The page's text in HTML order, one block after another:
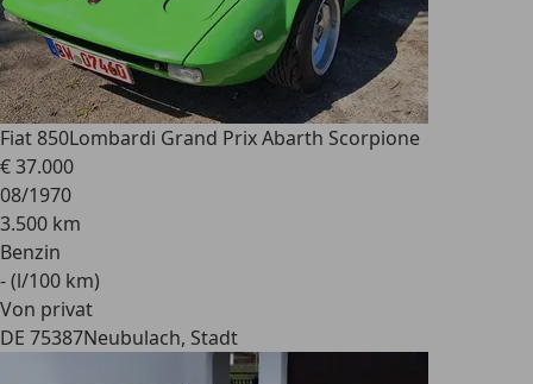
Fiat 850Lombardi Grand Prix Abarth Scorpione
€ 37.000
08/1970
3.500 km
Benzin
- (l/100 km)
Von privat
DE 75387Neubulach, Stadt